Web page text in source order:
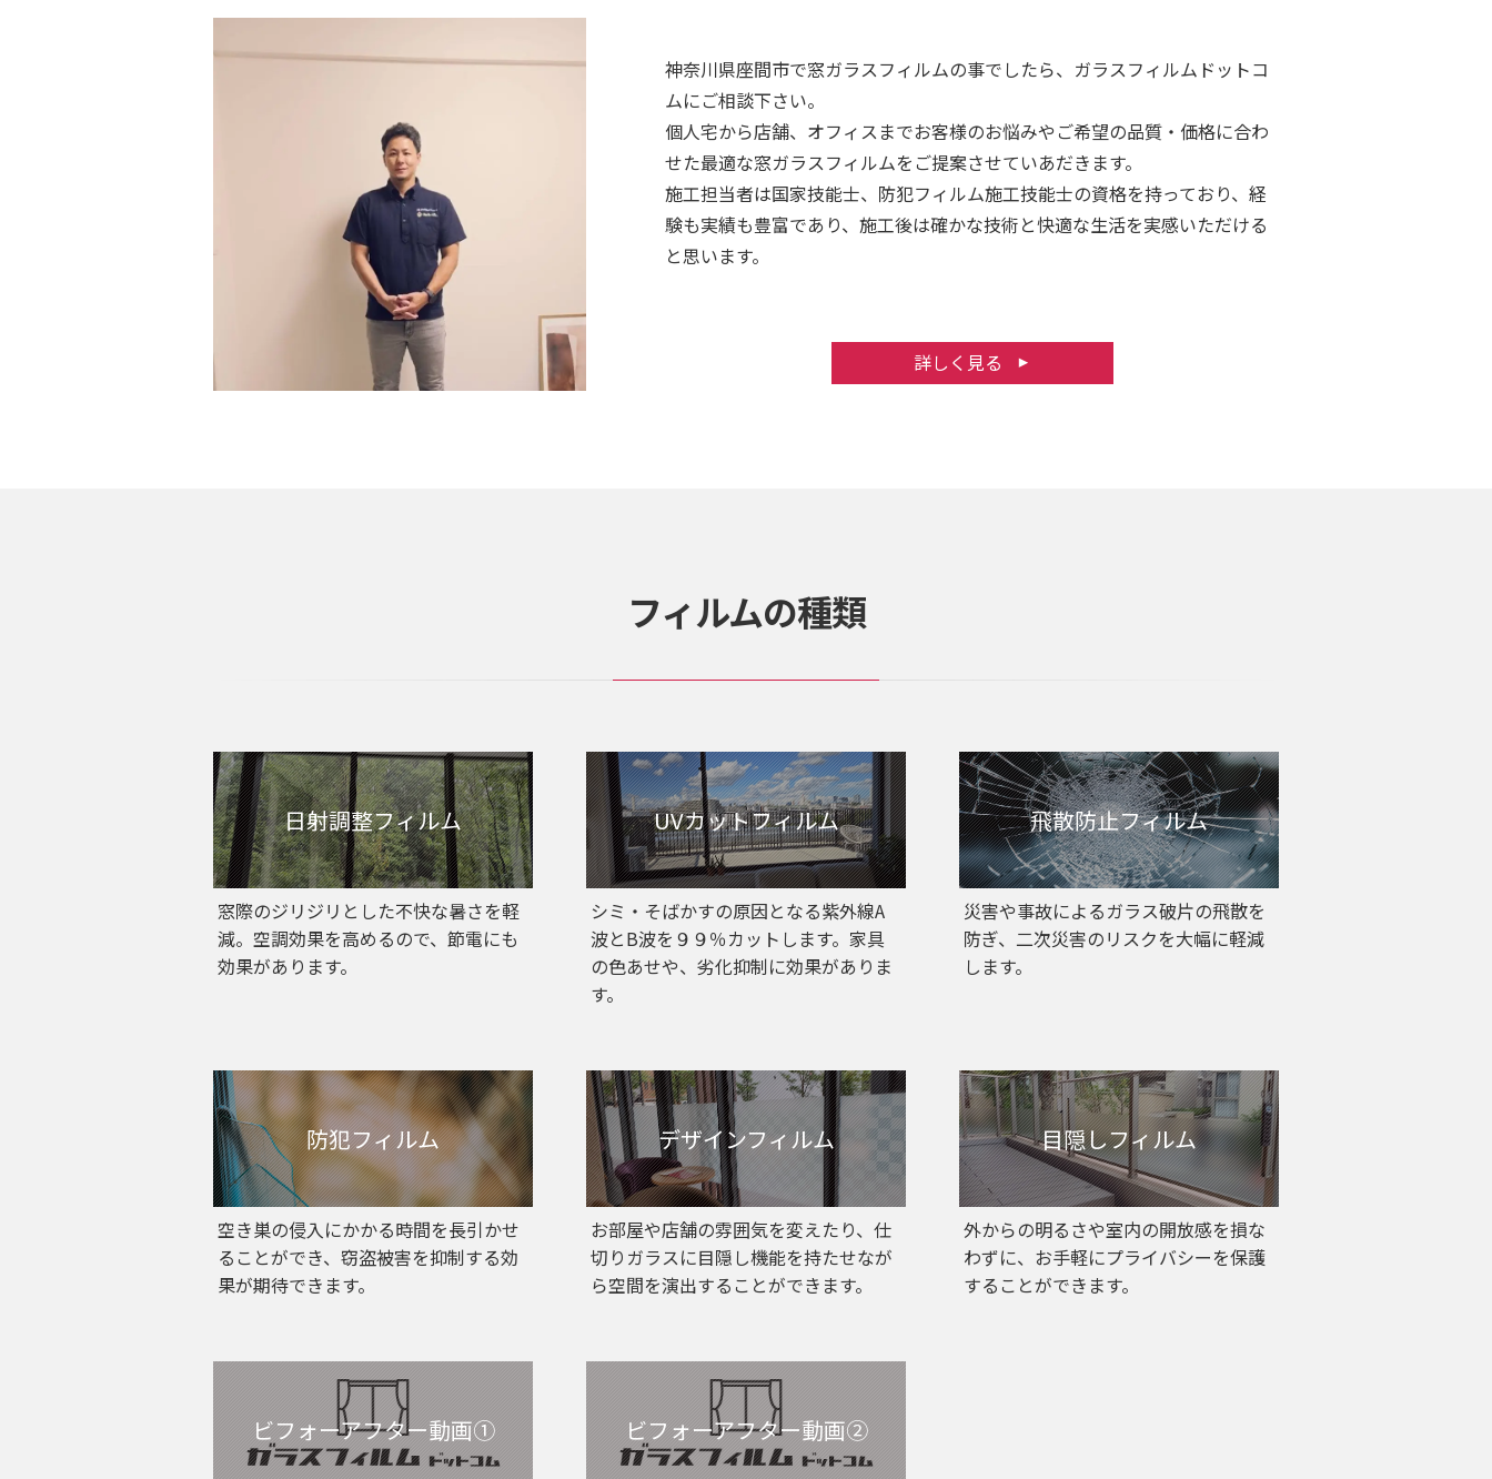
神奈川県座間市で窓ガラスフィルムの事でしたら、ガラスフィルムドットコ
ムにご相談下さい。
個人宅から店舗、オフィスまでお客様のお悩みやご希望の品質・価格に合わ
せた最適な窓ガラスフィルムをご提案させていあだきます。
施工担当者は国家技能士、防犯フィルム施工技能士の資格を持っており、経
験も実績も豊富であり、施工後は確かな技術と快適な生活を実感いただける
と思います。
詳しく見る
フィルムの種類
日射調整フィルム
窓際のジリジリとした不快な暑さを軽
減。空調効果を高めるので、節電にも
効果があります。
UVカットフィルム
シミ・そばかすの原因となる紫外線A
波とB波を９９％カットします。家具
の色あせや、劣化抑制に効果がありま
す。
飛散防止フィルム
災害や事故によるガラス破片の飛散を
防ぎ、二次災害のリスクを大幅に軽減
します。
防犯フィルム
空き巣の侵入にかかる時間を長引かせ
ることができ、窃盗被害を抑制する効
果が期待できます。
デザインフィルム
お部屋や店舗の雰囲気を変えたり、仕
切りガラスに目隠し機能を持たせなが
ら空間を演出することができます。
目隠しフィルム
外からの明るさや室内の開放感を損な
わずに、お手軽にプライバシーを保護
することができます。
ビフォーアフター動画① ビフォーアフター動画②